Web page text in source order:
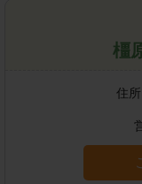
橿
住所